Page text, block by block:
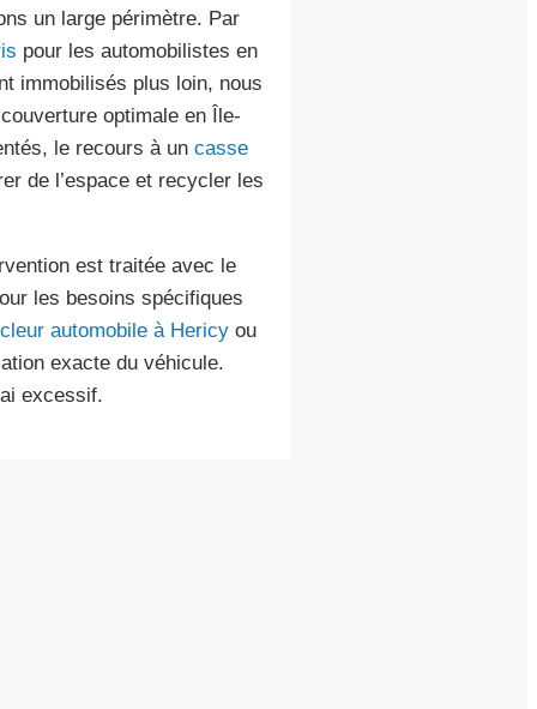
un large périmètre. Par
pour les automobilistes en
immobilisés plus loin, nous
optimale en Île-
le recours à un casse
de l’espace et recycler les
est traitée avec le
les besoins spécifiques
automobile à Hericyou
exacte du véhicule.
excessif.